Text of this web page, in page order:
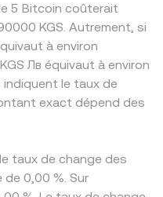
5 Bitcoin coûterait
KGS. Autrement, si
à environ
Лв équivaut à environ
indiquent le taux de
exact dépend des
taux de change des
0,00 %. Sur